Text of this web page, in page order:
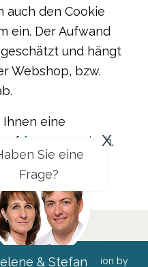
auch den Cookie
ein. Der Aufwand
und hängt
Webshop, bzw.
eine
fragen@wuk.ch.
exkl. MwSt. | Realization by
Sie eine
Frage?
& Stefan
x